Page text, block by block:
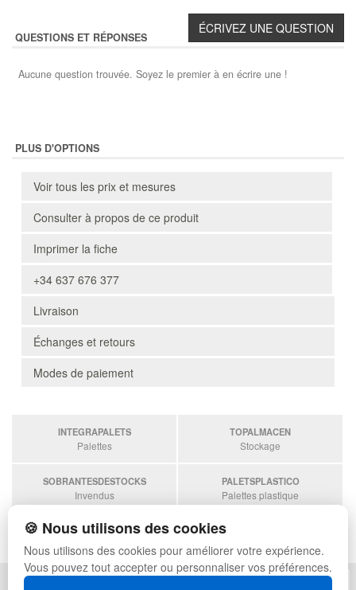
QUESTIONS ET RÉPONSES
Aucune question trouvée. Soyez le premier à en écrire une !
PLUS D'OPTIONS
Voir tous les prix et mesures
Consulter à propos de ce produit
Imprimer la fiche
+34 637 676 377
Livraison
Échanges et retours
Modes de paiement
INTEGRAPALETS
Palettes
TOPALMACEN
Stockage
SOBRANTESDESTOCKS
Invendus
PALETSPLASTICO
Palettes plastique
ESTANTERIASKIT
Estanterias
🍪 Nous utilisons des cookies
Nous utilisons des cookies pour améliorer votre expérience.
Vous pouvez tout accepter ou personnaliser vos préférences.